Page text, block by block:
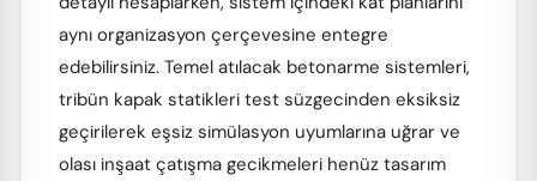
aynı organizasyon çerçevesine entegre
edebilirsiniz. Temel atılacak betonarme sistemleri,
tribün kapak statikleri test süzgecinden eksiksiz
geçirilerek eşsiz simülasyon uyumlarına uğrar ve
olası inşaat çatışma gecikmeleri henüz tasarım